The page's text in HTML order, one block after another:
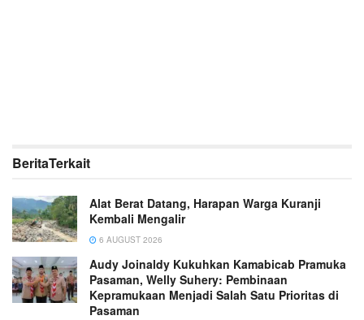
BeritaTerkait
Alat Berat Datang, Harapan Warga Kuranji
Kembali Mengalir
6 AUGUST 2026
Audy Joinaldy Kukuhkan Kamabicab Pramuka
Pasaman, Welly Suhery: Pembinaan
Kepramukaan Menjadi Salah Satu Prioritas di
Pasaman